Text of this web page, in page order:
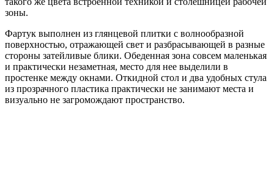
зоны.
Фартук выполнен из глянцевой плитки с волнообразной
поверхностью, отражающей свет и разбрасывающей в разные
стороны затейливые блики. Обеденная зона совсем маленькая
и практически незаметная, место для нее выделили в
простенке между окнами. Откидной стол и два удобных стула
из прозрачного пластика практически не занимают места и
визуально не загромождают пространство.